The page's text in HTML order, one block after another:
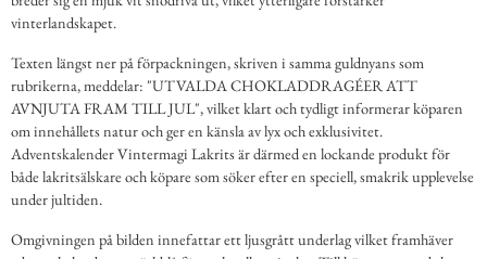
vinterlandskapet.
Texten längst ner på förpackningen, skriven i samma guldnyans som
rubrikerna, meddelar: "UTVALDA CHOKLADDRAGÉER ATT
AVNJUTA FRAM TILL JUL", vilket klart och tydligt informerar köparen
om innehållets natur och ger en känsla av lyx och exklusivitet.
Adventskalender Vintermagi Lakrits är därmed en lockande produkt för
både lakritsälskare och köpare som söker efter en speciell, smakrik upplevelse
under jultiden.
Omgivningen på bilden innefattar ett ljusgrått underlag vilket framhäver